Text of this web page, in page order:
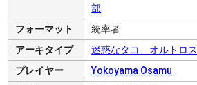
部
フォーマット
統率者
アーキタイプ
迷惑なタコ、オルトロス
プレイヤー
Yokoyama Osamu